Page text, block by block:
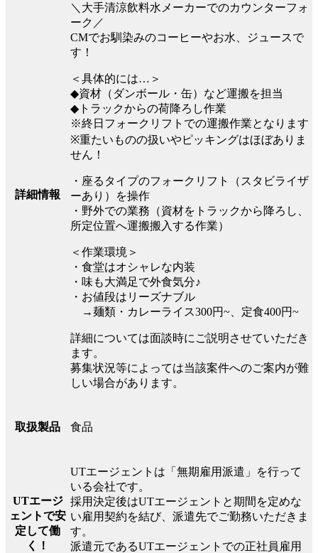
詳細情報
＼大手清涼飲料水メーカーでのカウンターフォ
ーク／
CMでお馴染みのコーヒーやお水、ジュースで
す！
＜具体的には…＞
◆資材（ダンボール・缶）など運搬を担当
◆トラックからの荷降ろし作業
※終日フォークリフトでの運搬作業となります
※重たいものの扱いやピッキングはほぼありま
せん！
・座るタイプのフォークリフト（スタビライザ
ーあり）を操作
・野外での業務（資材をトラックから降ろし、
所定位置へ運搬搬入する作業）
＜作業環境＞
・食堂はオシャレな内装
・味も大満足で外食気分♪
・お値段はリーズナブル
→麺類・カレーライス300円~、定食400円~
詳細については面談時にご説明させていただき
ます。
募集状況等によっては当該案件へのご案内が難
しい場合があります。
取扱製品 食品
UTエージ
ェントで安
定して働
く！
UTエージェントは「無期雇用派遣」を行って
いる会社です。
採用決定後はUTエージェントと期間を定めな
い雇用契約を結び、派遣先でご勤務いただきま
す。
派遣元であるUTエージェントでの正社員雇用